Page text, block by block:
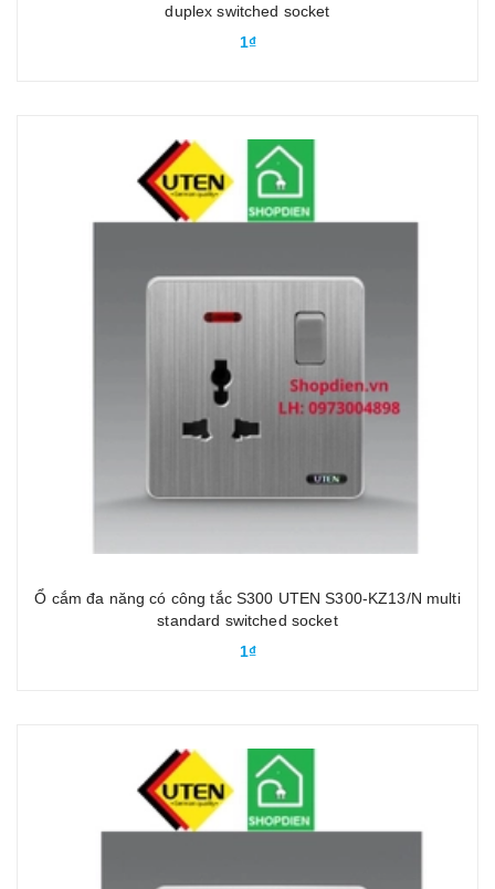
duplex switched socket
1₫
Ổ cắm đa năng có công tắc S300 UTEN S300-KZ13/N multi
standard switched socket
1₫